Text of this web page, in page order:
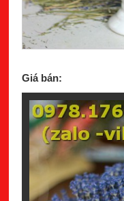
Giá bán: